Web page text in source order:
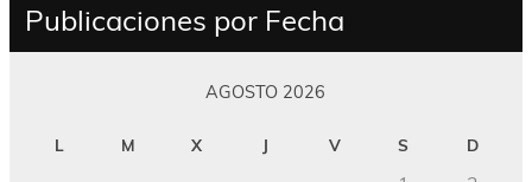
Publicaciones por Fecha
AGOSTO 2026
L M X J V S D